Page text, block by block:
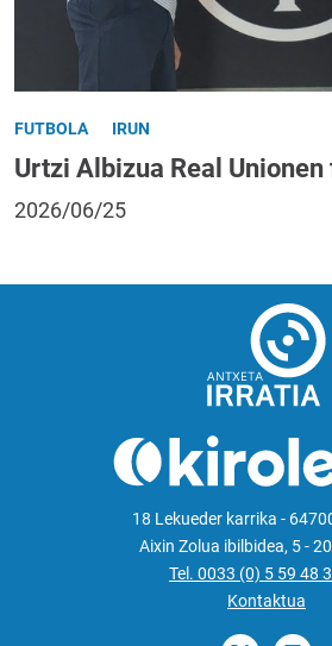
FUTBOLA IRUN
Urtzi Albizua Real
2026/06/25
18 Lekueder karrika -
Aixin Zolua ibilbidea, 5 -
Tel. 0033 (0) 5 59 48
Kontaktua